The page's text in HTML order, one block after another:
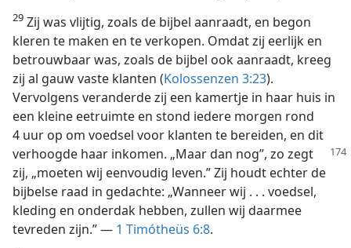
29 Zij was vlijtig, zoals de bijbel aanraadt, en begon
kleren te maken en te verkopen. Omdat zij eerlijk en
betrouwbaar was, zoals de bijbel ook aanraadt, kreeg
zij al gauw vaste klanten (Kolossenzen 3:23).
Vervolgens veranderde zij een kamertje in haar huis in
een kleine eetruimte en stond iedere morgen rond
4 uur op om voedsel voor klanten te bereiden, en dit
verhoogde haar inkomen. „Maar dan nog”, zo zegt
zij, „moeten wij eenvoudig leven.” Zij houdt echter de
bijbelse raad in gedachte: „Wanneer wij . . . voedsel,
kleding en onderdak hebben, zullen wij daarmee
tevreden zijn.” — 1 Timótheüs 6:8.